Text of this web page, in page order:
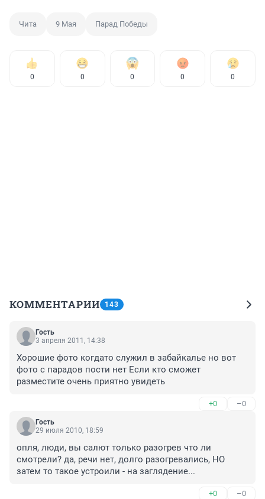
Чита 9 Мая Парад Победы
0 0 0 0 0
КОММЕНТАРИИ 143
Гость
3 апреля 2011, 14:38
Хорошие фото когдато служил в забайкалье но вот
фото с парадов пости нет Если кто сможет
разместите очень приятно увидеть
+0 –0
Гость
29 июля 2010, 18:59
опля, люди, вы салют только разогрев что ли
смотрели? да, речи нет, долго разогревались, НО
затем то такое устроили - на заглядение...
+0 –0